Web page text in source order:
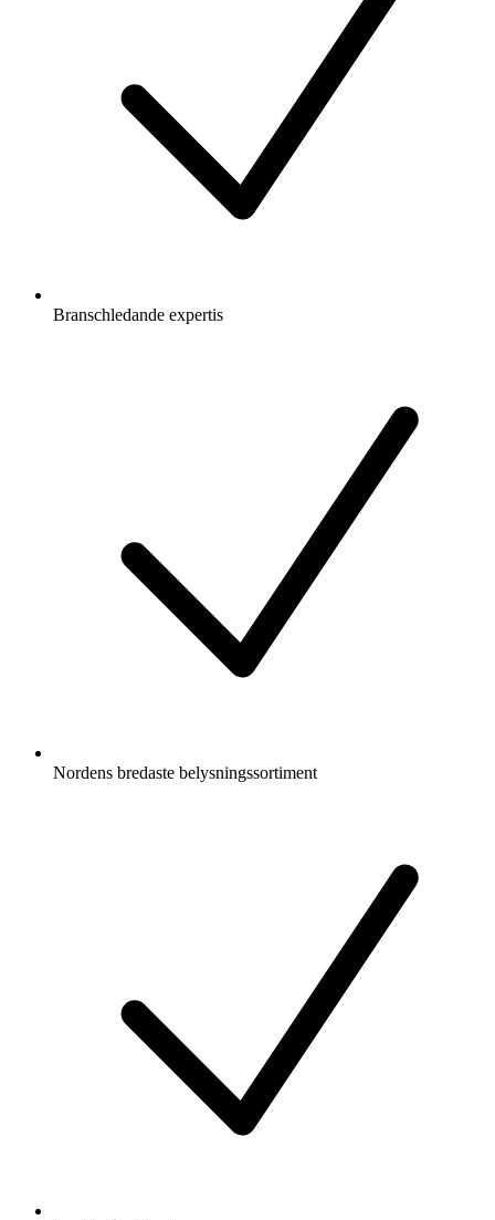
Branschledande expertis
Nordens bredaste belysningssortiment